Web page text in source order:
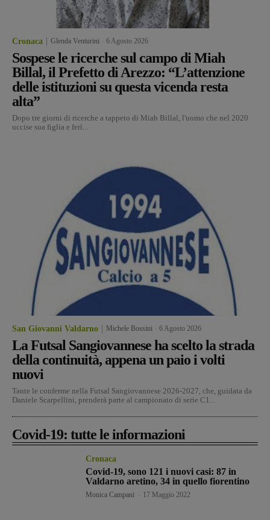
Cronaca Glenda Venturini 6 Agosto 2026
Sospese le ricerche sul campo di Miah
Billal, il Prefetto di Arezzo: “L’attenzione
delle istituzioni su questa vicenda resta
alta”
Dopo tre giorni di ricerche a tappeto di Miah Billal, l'uomo che nel 2020
uccise sua figlia e ferì...
San Giovanni Valdarno Michele Bossini 6 Agosto 2026
La Futsal Sangiovannese ha scelto la strada
della continuità, appena un paio i volti
nuovi
Tante le conferme nella Futsal Sangiovannese 2026-2027, che, guidata da
Daniele Scarpellini, prenderà parte al campionato di serie C1...
Covid-19: tutte le informazioni
Cronaca
Covid-19, sono 121 i nuovi casi: 87 in
Valdarno aretino, 34 in quello fiorentino
Monica Campani 17 Maggio 2022